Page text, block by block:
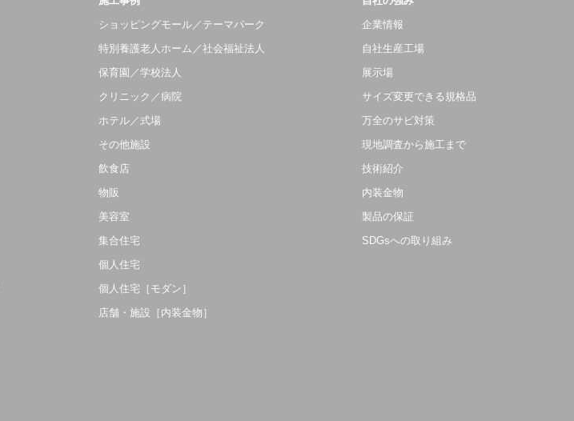
ショッピングモール／テーマパーク
特別養護老人ホーム／社会福祉法人
保育園／学校法人
クリニック／病院
ホテル／式場
その他施設
飲食店
物販
美容室
集合住宅
個人住宅
個人住宅［モダン］
店舗・施設［内装金物］
企業情報
自社生産工場
展示場
サイズ変更できる規格品
万全のサビ対策
現地調査から施工まで
技術紹介
内装金物
製品の保証
SDGsへの取り組み